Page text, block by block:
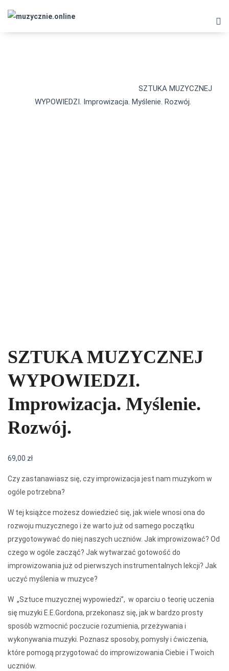
SZTUKA MUZYCZNEJ
WYPOWIEDZI. Improwizacja. Myślenie. Rozwój.
SZTUKA MUZYCZNEJ
WYPOWIEDZI.
Improwizacja. Myślenie.
Rozwój.
69,00 zł
Czy zastanawiasz się, czy improwizacja jest nam muzykom w
ogóle potrzebna?
W tej książce możesz dowiedzieć się, jak wiele wnosi ona do
rozwoju muzycznego i że warto już od samego początku
przygotowywać do niej naszych uczniów. Jak improwizować? Od
czego w ogóle zacząć? Jak wytwarzać gotowość do
improwizowania już od pierwszych instrumentalnych lekcji? Jak
uczyć myślenia w muzyce?
W „Sztuce muzycznej wypowiedzi”, w oparciu o teorię uczenia
się muzyki E.E.Gordona, przekonasz się, jak w bardzo prosty
sposób wzmocnić poczucie rozumienia, przeżywania i
wykonywania muzyki. Poznasz sposoby, pomysły i ćwiczenia,
które pomogą przygotować do improwizowania Ciebie i Twoich
uczniów.